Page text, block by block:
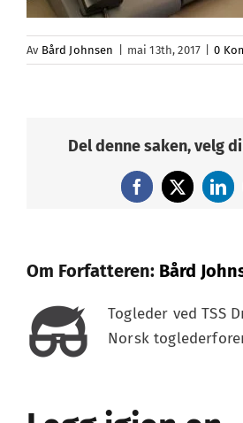
Av Bård Johnsen mai 13th, 2017 0
Del denne saken, velg
Facebook
X
Om Forfatteren: Bård
Togleder ved TSS
Norsk